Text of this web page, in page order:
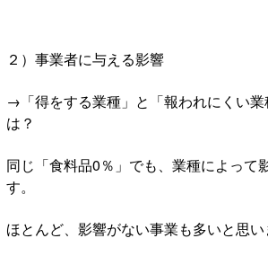
２）事業者に与える影響
→「得をする業種」と「報われにくい
は？
同じ「食料品0％」でも、業種によって
す。
ほとんど、影響がない事業も多いと思い